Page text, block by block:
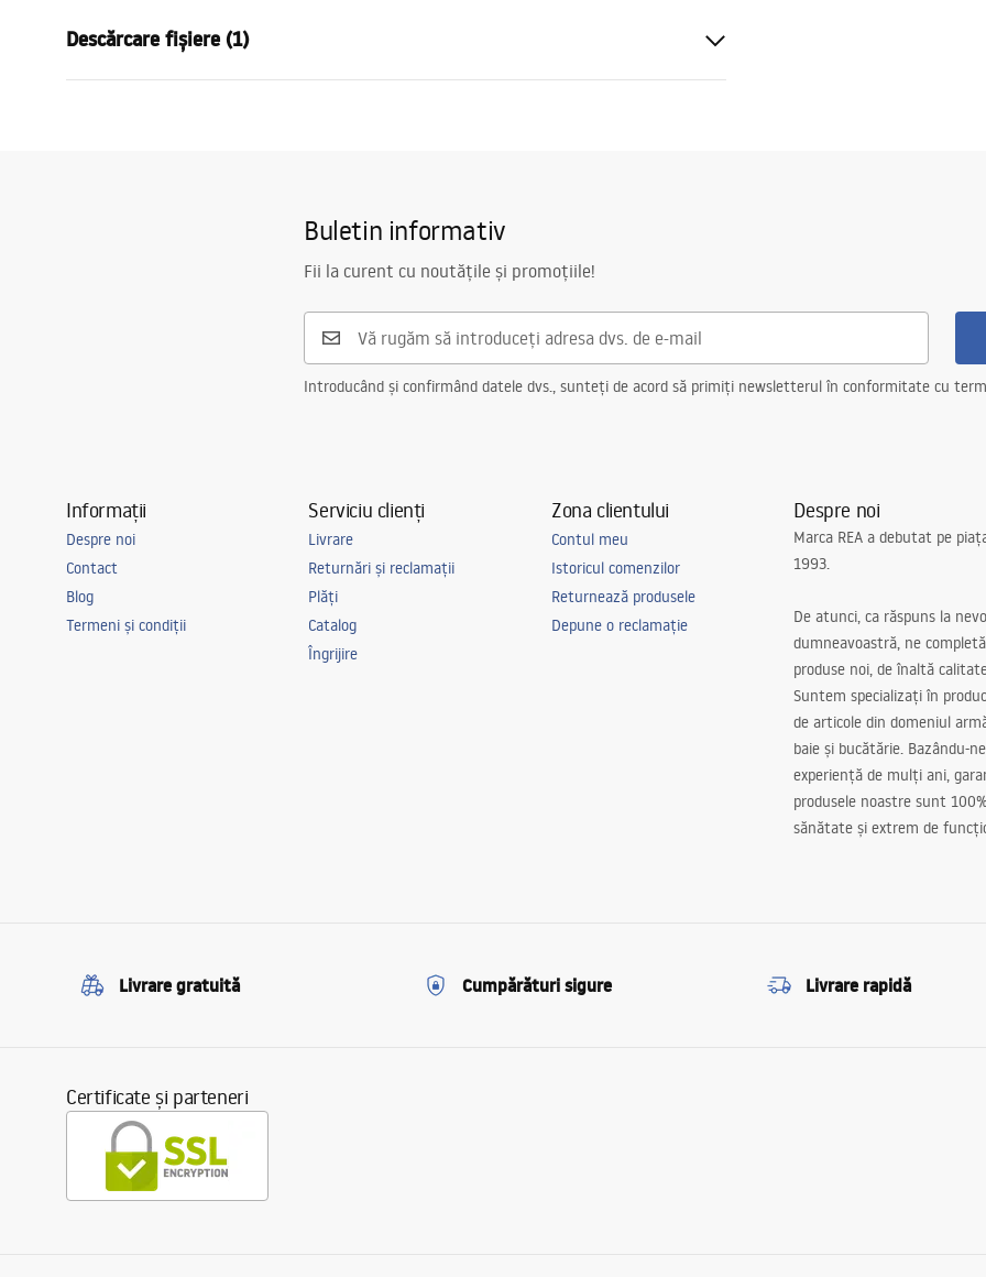
Material
Culoare
Alb
850mm
mm
Da Nu
Da
Descărcare fișiere (1)
Buletin informativ
Fii la curent cu noutățile și promoțiile!
Introducând și confirmând datele dvs., sunteți de acord să primiți newsletterul în conformitate cu
Informații
Despre noi
Contact
Blog
Termeni și condiții
Serviciu clienți
Livrare
Returnări și reclamații
Plăți
Catalog
Îngrijire
Zona clientului
Contul meu
Istoricul comenzilor
Returnează produsele
Depune o reclamație
Despre noi
Marca REA a debutat pe
1993.
De atunci, ca răspuns la
dumneavoastră, ne
produse noi, de înaltă
Suntem specializați în
de articole din domeniul
baie și bucătărie. Bazându-
experiență de mulți ani,
produsele noastre sunt
sănătate și extrem de
Livrare gratuită Cumpărături sigure Livrare rapidă
Certificate și parteneri